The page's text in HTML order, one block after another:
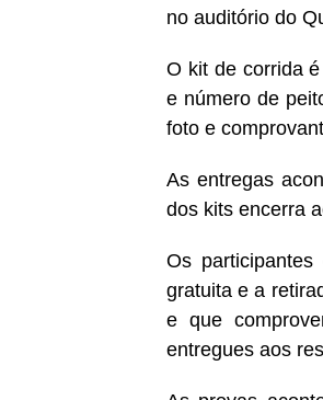
no auditório do
O kit de corrida
e número de
foto e
As entregas
dos kits encerra
Os
gratuita e a
e que
entregues aos